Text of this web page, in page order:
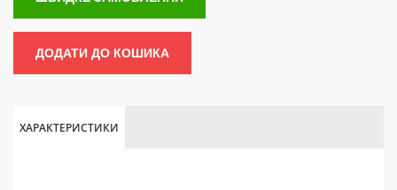
ДОДАТИ ДО КОШИКА
ХАРАКТЕРИСТИКИ